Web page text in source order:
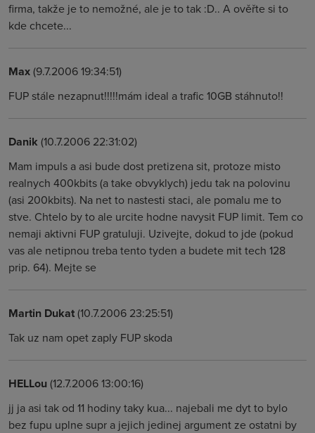
firma, takže je to nemožné, ale je to tak :D.. A ověřte si to
kde chcete...
Max(9.7.2006 19:34:51)
FUP stále nezapnut!!!!!mám ideal a trafic 10GB stáhnuto!!
Danik (10.7.2006 22:31:02)
Mam impuls a asi bude dost pretizena sit, protoze misto
realnych 400kbits (a take obvyklych) jedu tak na polovinu
(asi 200kbits). Na net to nastesti staci, ale pomalu me to
stve. Chtelo by to ale urcite hodne navysit FUP limit. Tem co
nemaji aktivni FUP gratuluji. Uzivejte, dokud to jde (pokud
vas ale netipnou treba tento tyden a budete mit tech 128
prip. 64). Mejte se
Martin Dukat(10.7.2006 23:25:51)
Tak uz nam opet zaply FUP skoda
HELLou(12.7.2006 13:00:16)
jj ja asi tak od 11 hodiny taky kua... najebali me dyt to bylo
bez fupu uplne supr a jejich jedinej argument ze ostatni by